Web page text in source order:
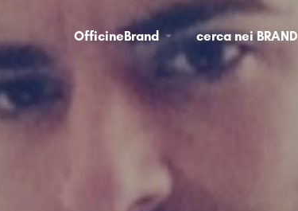
OfficineBrand cerca nei BRAND